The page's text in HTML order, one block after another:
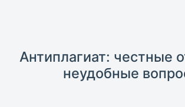
Антиплагиат: честные
неудобные